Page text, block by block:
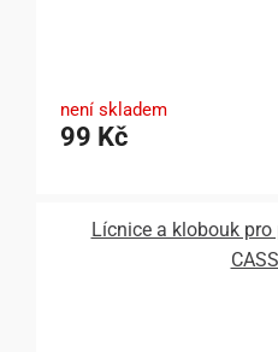
není skladem
99 Kč
Lícnice a klobouk